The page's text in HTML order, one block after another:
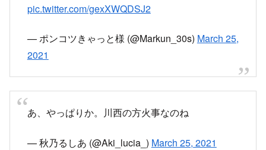
pic.twitter.com/gexXWQDSJ2
— ポンコツきゃっと様 (@Markun_30s) March 25,
2021
あ、やっぱりか。川西の方火事なのね
— 秋乃るしあ (@Aki_lucia_) March 25, 2021